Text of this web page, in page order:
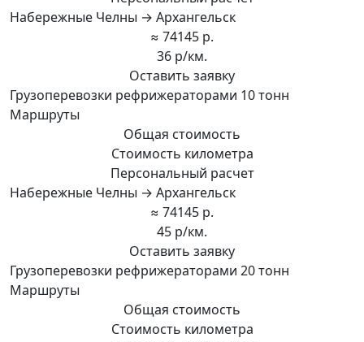
Набережные Челны → Архангельск
≈ 74145 р.
36 р/км.
Оставить заявку
Грузоперевозки рефрижераторами 10 тонн
Маршруты
Общая стоимость
Стоимость километра
Персональный расчет
Набережные Челны → Архангельск
≈ 74145 р.
45 р/км.
Оставить заявку
Грузоперевозки рефрижераторами 20 тонн
Маршруты
Общая стоимость
Стоимость километра